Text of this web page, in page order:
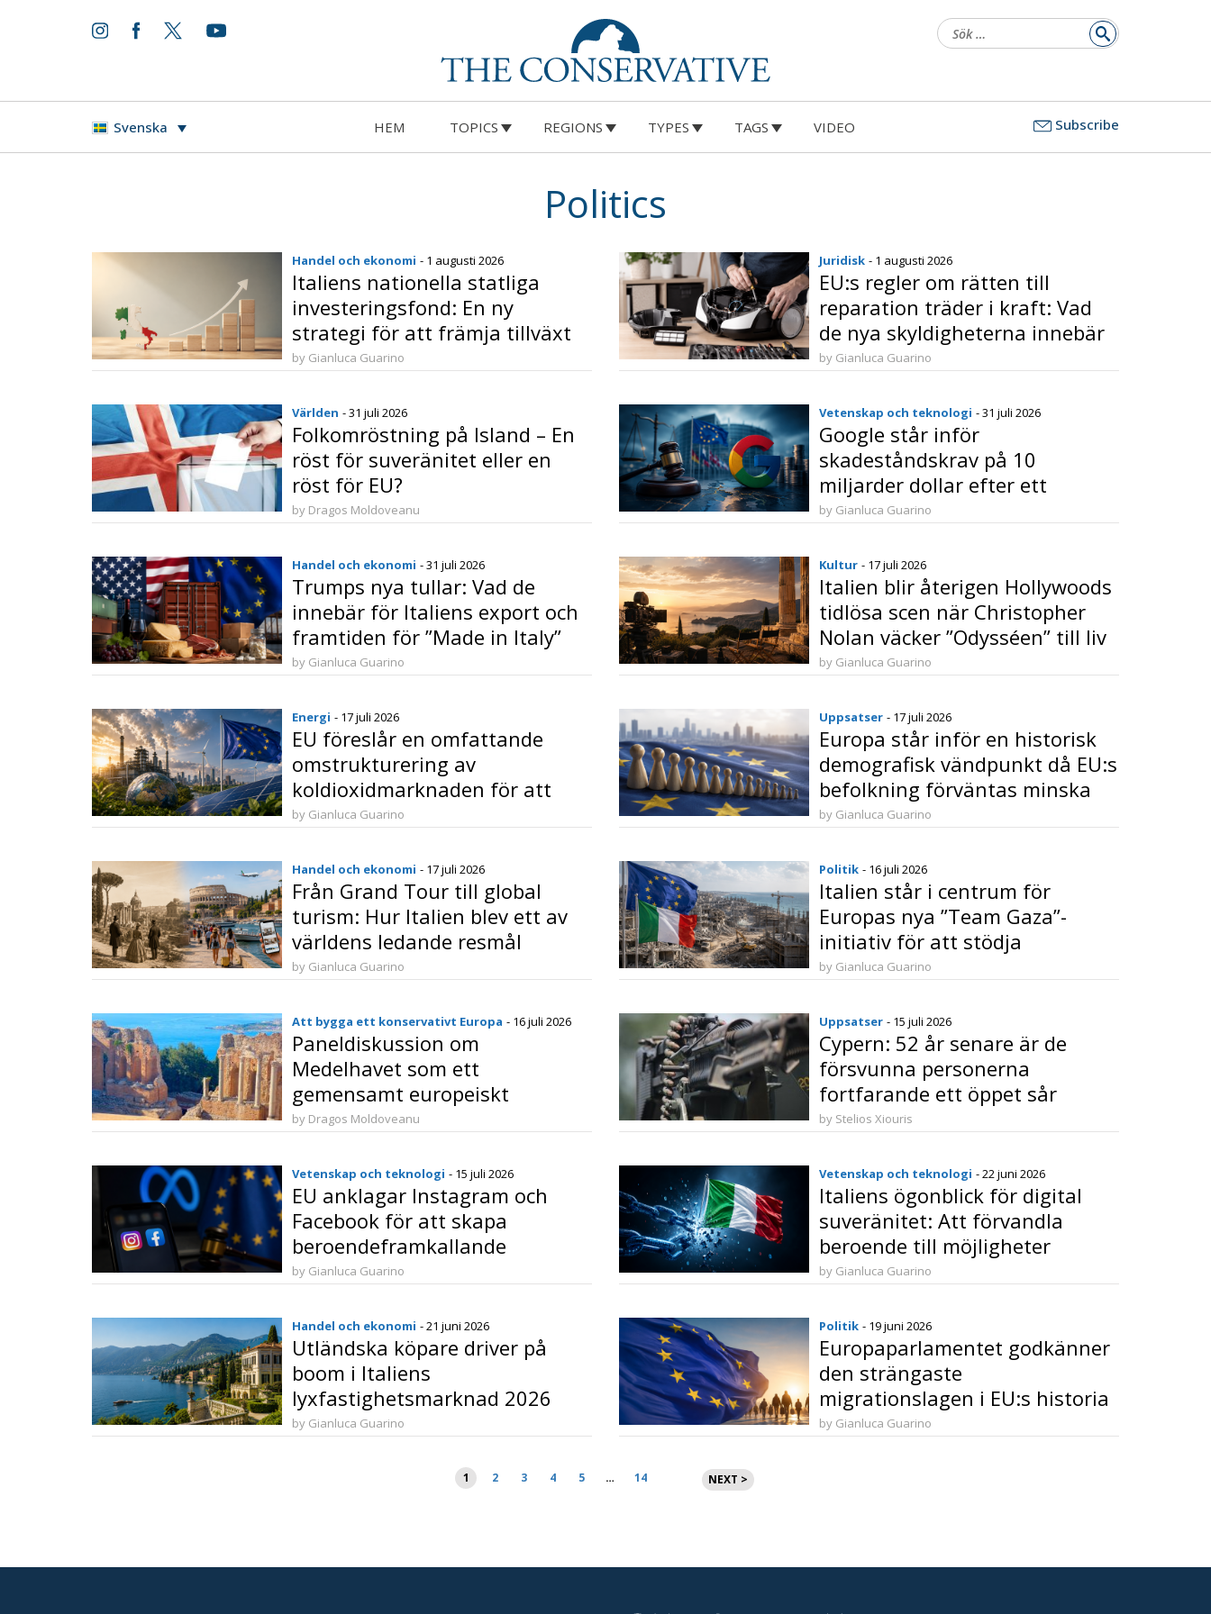
efter:
Svenska HEM TOPICS REGIONS TYPES TAGS VIDEO Subscribe
Politics
Handel och ekonomi - 1 augusti 2026
Italiens nationella statliga
investeringsfond: En ny
strategi för att främja tillväxt
och långsiktiga investeringar
by Gianluca Guarino
Juridisk - 1 augusti 2026
EU:s regler om rätten till
reparation träder i kraft: Vad
de nya skyldigheterna innebär
för tillverkare och konsumenter
by Gianluca Guarino
Världen - 31 juli 2026
Folkomröstning på Island – En
röst för suveränitet eller en
röst för EU?
by Dragos Moldoveanu
Vetenskap och teknologi - 31 juli 2026
Google står inför
skadeståndskrav på 10
miljarder dollar efter ett
banbrytande EU-beslut i
by Gianluca Guarino
Handel och ekonomi - 31 juli 2026
Trumps nya tullar: Vad de
innebär för Italiens export och
framtiden för ”Made in Italy”
by Gianluca Guarino
Kultur - 17 juli 2026
Italien blir återigen Hollywoods
tidlösa scen när Christopher
Nolan väcker ”Odysséen” till liv
by Gianluca Guarino
Energi - 17 juli 2026
EU föreslår en omfattande
omstrukturering av
koldioxidmarknaden för att
skapa balans mellan klimatmål
by Gianluca Guarino
Uppsatser - 17 juli 2026
Europa står inför en historisk
demografisk vändpunkt då EU:s
befolkning förväntas minska
med 50 miljoner fram till år
by Gianluca Guarino
Handel och ekonomi - 17 juli 2026
Från Grand Tour till global
turism: Hur Italien blev ett av
världens ledande resmål
by Gianluca Guarino
Politik - 16 juli 2026
Italien står i centrum för
Europas nya ”Team Gaza”-
initiativ för att stödja
återuppbyggnad och stabilitet
by Gianluca Guarino
Att bygga ett konservativt Europa - 16 juli 2026
Paneldiskussion om
Medelhavet som ett
gemensamt europeiskt
kulturarv på Sicilien och en
ställa oss själva
by Dragos Moldoveanu
Uppsatser - 15 juli 2026
Cypern: 52 år senare är de
försvunna personerna
fortfarande ett öppet sår
by Stelios Xiouris
Vetenskap och teknologi - 15 juli 2026
EU anklagar Instagram och
Facebook för att skapa
beroendeframkallande
användarupplevelser
by Gianluca Guarino
Vetenskap och teknologi - 22 juni 2026
Italiens ögonblick för digital
suveränitet: Att förvandla
beroende till möjligheter
by Gianluca Guarino
Handel och ekonomi - 21 juni 2026
Utländska köpare driver på
boom i Italiens
lyxfastighetsmarknad 2026
by Gianluca Guarino
Politik - 19 juni 2026
Europaparlamentet godkänner
den strängaste
migrationslagen i EU:s historia
by Gianluca Guarino
Sidnumrering
för
1 2 3 4 5 … 14 NEXT >